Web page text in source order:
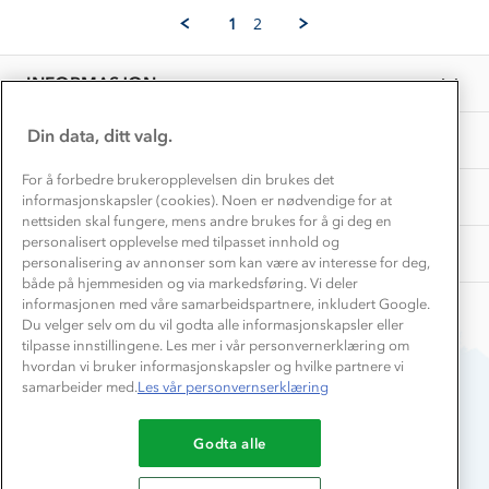
16
2026
1 2
INFORMASJON
Bedrift, barnehage og SFO
Presse
OM OSS
Samarbeide med oss?
TIPS OG RÅD
Store størrelser
Turmat oppskrifter
Beredskap
AKTIVITETER
Få turinspirasjon og tips her⛰
Overnatte utendørs⛺
Leirskole 🥾
Barnehageansatt
Tips til hyttetur
Du betaler enkelt med
Din data, ditt valg.
For å forbedre brukeropplevelsen din brukes det
informasjonskapsler (cookies). Noen er nødvendige for at
nettsiden skal fungere, mens andre brukes for å gi deg en
personalisert opplevelse med tilpasset innhold og
personalisering av annonser som kan være av interesse for deg,
både på hjemmesiden og via markedsføring. Vi deler
informasjonen med våre samarbeidspartnere, inkludert Google.
Du velger selv om du vil godta alle informasjonskapsler eller
tilpasse innstillingene. Les mer i vår personvernerklæring om
hvordan vi bruker informasjonskapsler og hvilke partnere vi
samarbeider med.Les vår personvernserklæring
Godta alle